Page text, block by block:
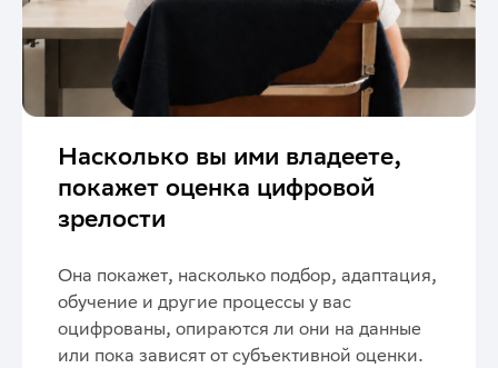
Насколько вы ими владеете,
покажет оценка цифровой
зрелости
Она покажет, насколько подбор, адаптация,
обучение и другие процессы у вас
оцифрованы, опираются ли они на данные
или пока зависят от субъективной оценки.